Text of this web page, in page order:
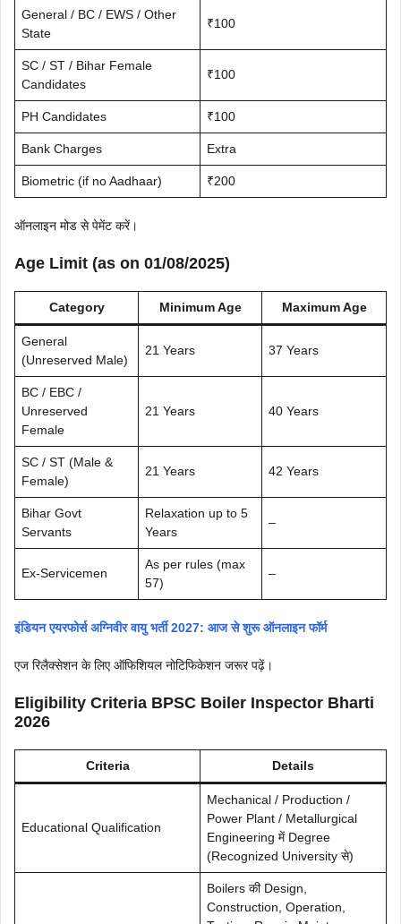
General / BC / EWS / Other
State
₹100
SC / ST / Bihar Female
Candidates
₹100
PH Candidates ₹100
Bank Charges Extra
Biometric (if no Aadhaar) ₹200
ऑनलाइन मोड से पेमेंट करें।
Age Limit (as on 01/08/2025)
Category Minimum Age Maximum Age
General
(Unreserved Male)
21 Years 37 Years
BC / EBC /
Unreserved
Female
21 Years 40 Years
SC / ST (Male &
Female)
21 Years 42 Years
Bihar Govt
Servants
Relaxation up to 5
Years
–
Ex-Servicemen
As per rules (max
57)
–
इंडियन एयरफोर्स अग्निवीर वायु भर्ती 2027: आज से शुरू ऑनलाइन फॉर्म
एज रिलैक्सेशन के लिए ऑफिशियल नोटिफिकेशन जरूर पढ़ें।
Eligibility Criteria BPSC Boiler Inspector Bharti
2026
Criteria Details
Educational Qualification
Mechanical / Production /
Power Plant / Metallurgical
Engineering में Degree
(Recognized University से)
Boilers की Design,
Construction, Operation,